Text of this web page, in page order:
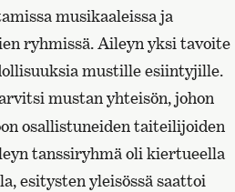
musikaaleissa ja
ryhmissä. Aileyn yksi tavoite
mustille esiintyjille.
mustan yhteisön, johon
osallistuneiden taiteilijoiden
tanssiryhmä oli kiertueella
esitysten yleisössä saattoi